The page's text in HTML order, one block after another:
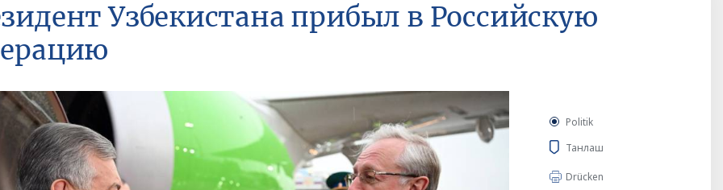
Узбекистана прибыл в Российскую
Politik
Танлаш
Drücken